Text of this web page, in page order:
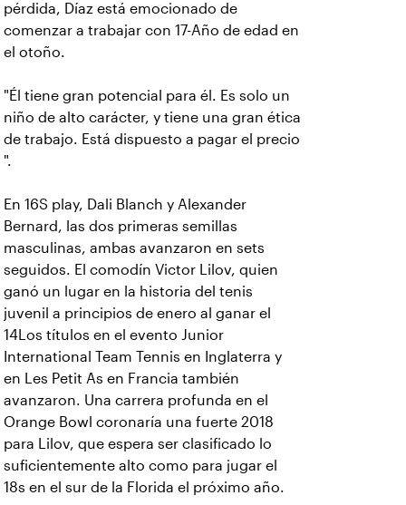
pérdida, Díaz está emocionado de
comenzar a trabajar con 17-Año de edad en
el otoño.
"Él tiene gran potencial para él. Es solo un
niño de alto carácter, y tiene una gran ética
de trabajo. Está dispuesto a pagar el precio
".
En 16S play, Dali Blanch y Alexander
Bernard, las dos primeras semillas
masculinas, ambas avanzaron en sets
seguidos. El comodín Victor Lilov, quien
ganó un lugar en la historia del tenis
juvenil a principios de enero al ganar el
14Los títulos en el evento Junior
International Team Tennis en Inglaterra y
en Les Petit As en Francia también
avanzaron. Una carrera profunda en el
Orange Bowl coronaría una fuerte 2018
para Lilov, que espera ser clasificado lo
suficientemente alto como para jugar el
18s en el sur de la Florida el próximo año.